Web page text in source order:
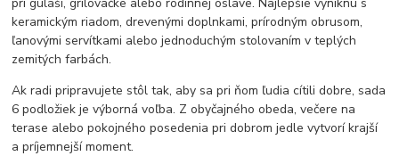
keramickým riadom, drevenými doplnkami, prírodným obrusom,
ľanovými servítkami alebo jednoduchým stolovaním v teplých
zemitých farbách.
Ak radi pripravujete stôl tak, aby sa pri ňom ľudia cítili dobre, sada
6 podložiek je výborná voľba. Z obyčajného obeda, večere na
terase alebo pokojného posedenia pri dobrom jedle vytvorí krajší
a príjemnejší moment.